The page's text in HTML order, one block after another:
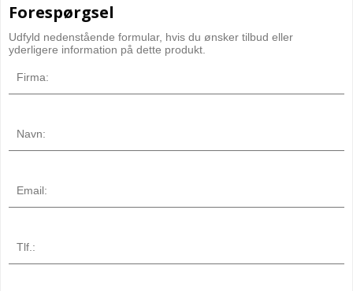
Forespørgsel
Udfyld nedenstående formular, hvis du ønsker tilbud eller
yderligere information på dette produkt.